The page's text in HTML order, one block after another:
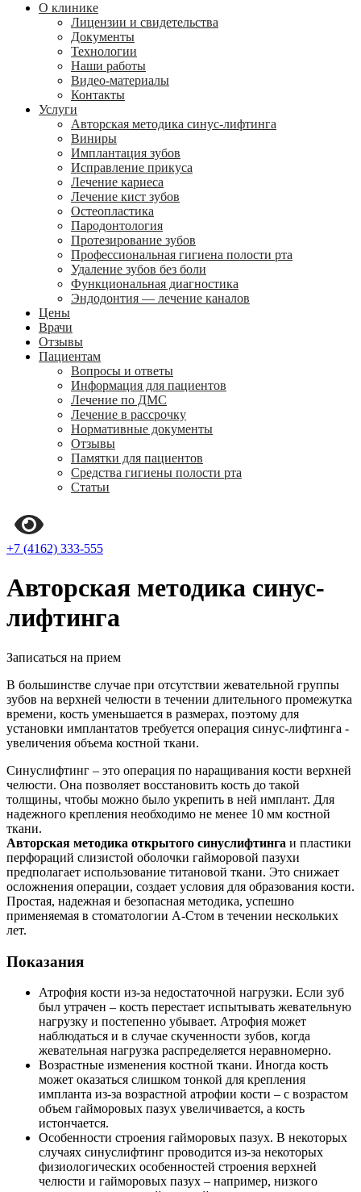
О клинике
Лицензии и свидетельства
Документы
Технологии
Наши работы
Видео-материалы
Контакты
Услуги
Авторская методика синус-лифтинга
Виниры
Имплантация зубов
Исправление прикуса
Лечение кариеса
Лечение кист зубов
Остеопластика
Пародонтология
Протезирование зубов
Профессиональная гигиена полости рта
Удаление зубов без боли
Функциональная диагностика
Эндодонтия — лечение каналов
Цены
Врачи
Отзывы
Пациентам
Вопросы и ответы
Информация для пациентов
Лечение по ДМС
Лечение в рассрочку
Нормативные документы
Отзывы
Памятки для пациентов
Средства гигиены полости рта
Статьи
+7 (4162) 333-555
Авторская методика синус-
лифтинга
Записаться на прием
В большинстве случае при отсутствии жевательной группы
зубов на верхней челюсти в течении длительного промежутка
времени, кость уменьшается в размерах, поэтому для
установки имплантатов требуется операция синус-лифтинга -
увеличения объема костной ткани.
Синуслифтинг – это операция по наращивания кости верхней
челюсти. Она позволяет восстановить кость до такой
толщины, чтобы можно было укрепить в ней имплант. Для
надежного крепления необходимо не менее 10 мм костной
ткани.
Авторская методика открытого синуслифтинга и пластики
перфораций слизистой оболочки гайморовой пазухи
предполагает использование титановой ткани. Это снижает
осложнения операции, создает условия для образования кости.
Простая, надежная и безопасная методика, успешно
применяемая в стоматологии А-Стом в течении нескольких
лет.
Показания
Атрофия кости из-за недостаточной нагрузки. Если зуб
был утрачен – кость перестает испытывать жевательную
нагрузку и постепенно убывает. Атрофия может
наблюдаться и в случае скученности зубов, когда
жевательная нагрузка распределяется неравномерно.
Возрастные изменения костной ткани. Иногда кость
может оказаться слишком тонкой для крепления
импланта из-за возрастной атрофии кости – с возрастом
объем гайморовых пазух увеличивается, а кость
истончается.
Особенности строения гайморовых пазух. В некоторых
случаях синуслифтинг проводится из-за некоторых
физиологических особенностей строения верхней
челюсти и гайморовых пазух – например, низкого